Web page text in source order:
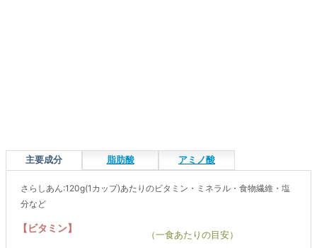
主要成分 脂肪酸 アミノ酸
さらしあん:120g(1カップ)あたりのビタミン・ミネラル・食物繊維・塩
分など
【ビタミン】
（一食あたりの目安）